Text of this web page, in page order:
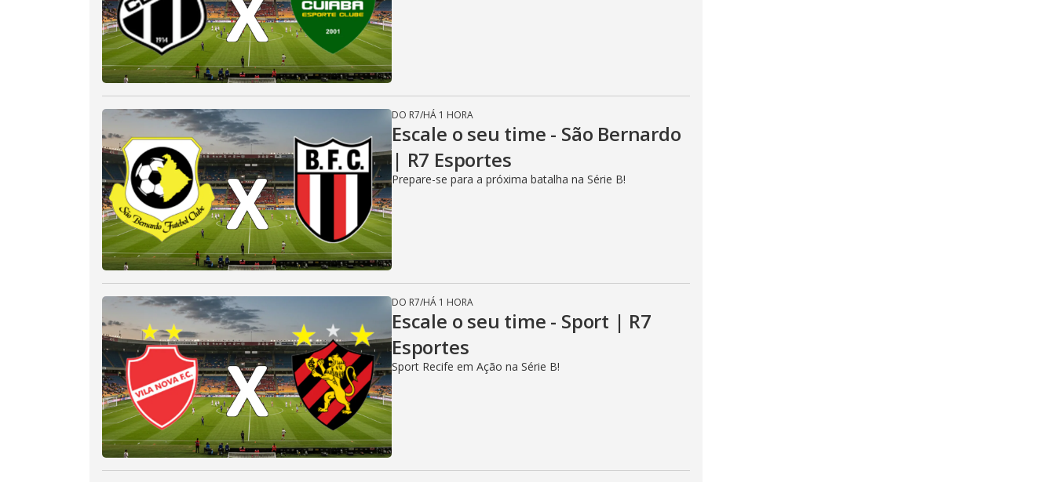
DO R7/HÁ 1 HORA
Escale o seu time - São Bernardo
| R7 Esportes
Prepare-se para a próxima batalha na Série B!
DO R7/HÁ 1 HORA
Escale o seu time - Sport | R7
Esportes
Sport Recife em Ação na Série B!